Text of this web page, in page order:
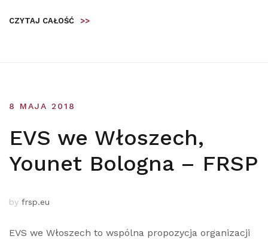
CZYTAJ CAŁOŚĆ >>
8 MAJA 2018
EVS we Włoszech,
Younet Bologna – FRSP
by frsp.eu
EVS we Włoszech to wspólna propozycja organizacji